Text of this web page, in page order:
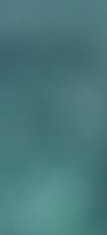
キャンセルポリシー
宿泊約款
オンラインショップ
吉川屋×温泉むすめ
Follow us
Tel.024-542-
Language